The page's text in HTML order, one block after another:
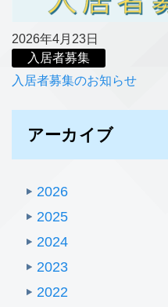
2026年4月23日
入居者募集
入居者募集のお知らせ
アーカイブ
2026
2025
2024
2023
2022